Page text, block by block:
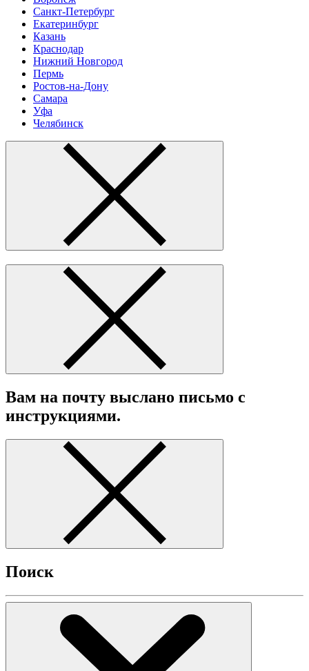
Санкт-Петербург
Екатеринбург
Казань
Краснодар
Нижний Новгород
Пермь
Ростов-на-Дону
Самара
Уфа
Челябинск
Вам на почту выслано письмо с
инструкциями.
Поиск